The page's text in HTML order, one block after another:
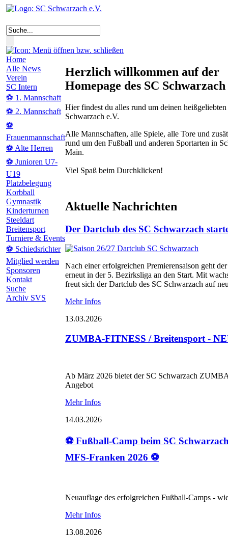
Home
Alle News
Verein
SC Intern
⚽ 1. Mannschaft
⚽ 2. Mannschaft
⚽
Frauenmannschaft
⚽ Alte Herren
⚽ Junioren U7-
U19
Platzbelegung
Korbball
Gymnastik
Kinderturnen
Steeldart
Breitensport
Turniere & Events
⚽ Schiedsrichter
Mitglied werden
Sponsoren
Kontakt
Suche
Archiv SVS
Herzlich willkommen auf der
Homepage des SC Schwarzach
Hier findest du alles rund um deinen
Schwarzach e.V.
Alle Mannschaften, alle Spiele, alle Tore und
rund um den Fußball und anderen Sportarten in
Main.
Viel Spaß beim Durchklicken!
Aktuelle Nachrichten
Der Dartclub des SC Schwarzach
Nach einer erfolgreichen Premierensaison geht
erneut in der 5. Bezirksliga an den Start. Mit
freut sich der Dartclub des SC Schwarzach auf
Mehr Infos
13.03.2026
ZUMBA-FITNESS / Breitensport -
Ab März 2026 bietet der SC Schwarzach
Angebot
Mehr Infos
14.03.2026
⚽ Fußball-Camp beim SC
MFS-Franken 2026 ⚽
Neuauflage des erfolgreichen Fußball-Camps -
Mehr Infos
13.08.2026